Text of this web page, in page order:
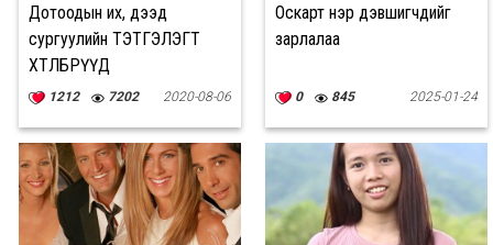
Дотоодын их, дээд
сургуулийн ТЭТГЭЛЭГТ
ХӨТӨЛБӨРҮҮД
1212 7202 2020-08-06
Оскарт нэр дэвшигчдийг
зарлалаа
0 845 2025-01-24